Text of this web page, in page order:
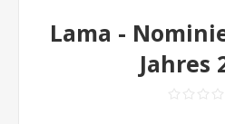
Lama -
Jahres